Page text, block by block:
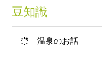
豆知識
温泉のお話